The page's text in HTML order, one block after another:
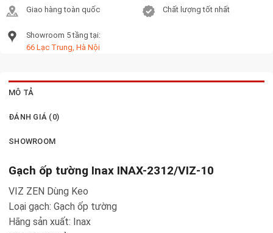
Giao hàng toàn quốc
Chất lượng tốt nhất
Showroom 5 tầng tại:
66 Lạc Trung, Hà Nội
MÔ TẢ
ĐÁNH GIÁ (0)
SHOWROOM
Gạch ốp tường Inax INAX-2312/VIZ-10
VIZ ZEN Dùng Keo
Loại gạch: Gạch ốp tường
Hãng sản xuất: Inax